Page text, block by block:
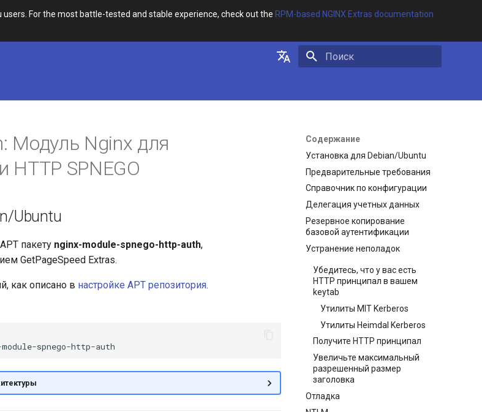
For the most battle-tested and stable experience, check out the RPM-based NGINX Extras documentation
Содержание
Установка для Debian/Ubuntu
Предварительные требования
Справочник по конфигурации
Делегация учетных данных
Резервное копирование
базовой аутентификации
Устранение неполадок
Убедитесь, что у вас есть
HTTP принципал в вашем
keytab
Утилиты MIT Kerberos
Утилиты Heimdal Kerberos
Получите HTTP принципал
Увеличьте максимальный
разрешенный размер
заголовка
Отладка
Модуль Nginx для
HTTP SPNEGO
Ubuntu
пакету nginx-module-spnego-http-auth,
GetPageSpeed Extras.
как описано в настройке APT репозитория.